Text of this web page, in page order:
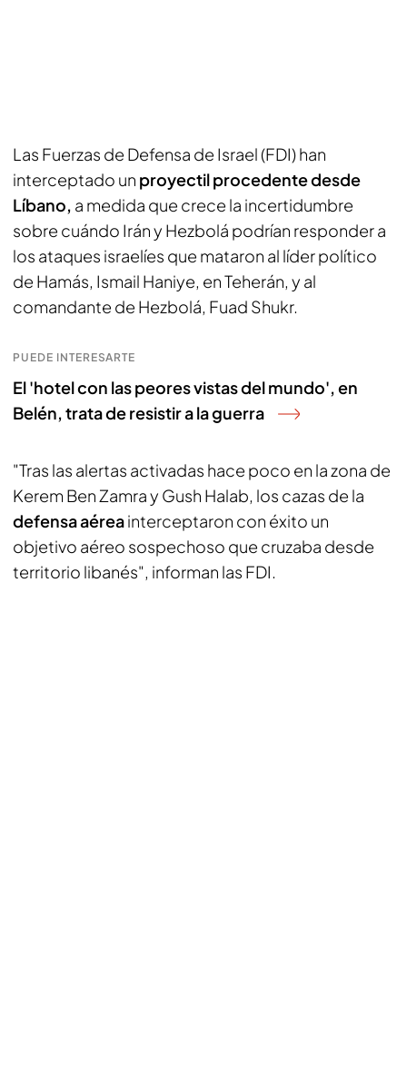
Las Fuerzas de Defensa de Israel (FDI) han
interceptado un proyectil procedente desde
Líbano, a medida que crece la incertidumbre
sobre cuándo Irán y Hezbolá podrían responder a
los ataques israelíes que mataron al líder político
de Hamás, Ismail Haniye, en Teherán, y al
comandante de Hezbolá, Fuad Shukr.
PUEDE INTERESARTE
El 'hotel con las peores vistas del mundo', en
Belén, trata de resistir a la guerra
"Tras las alertas activadas hace poco en la zona de
Kerem Ben Zamra y Gush Halab, los cazas de la
defensa aéreainterceptaron con éxito un
objetivo aéreo sospechoso que cruzaba desde
territorio libanés", informan las FDI.